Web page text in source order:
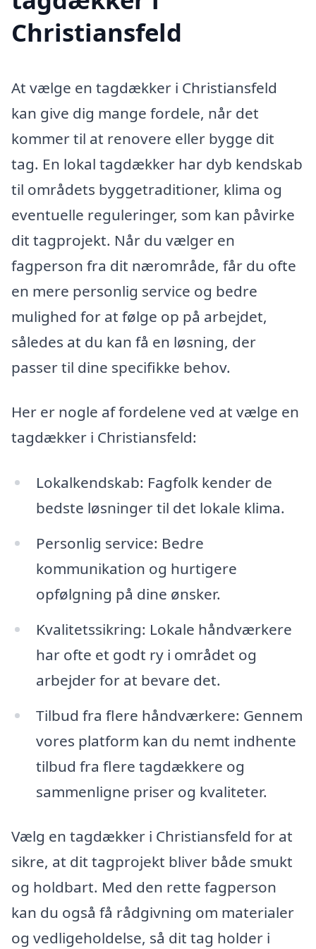
Christiansfeld
At vælge en tagdækker i Christiansfeld
kan give dig mange fordele, når det
kommer til at renovere eller bygge dit
tag. En lokal tagdækker har dyb kendskab
til områdets byggetraditioner, klima og
eventuelle reguleringer, som kan påvirke
dit tagprojekt. Når du vælger en
fagperson fra dit nærområde, får du ofte
en mere personlig service og bedre
mulighed for at følge op på arbejdet,
således at du kan få en løsning, der
passer til dine specifikke behov.
Her er nogle af fordelene ved at vælge en
tagdækker i Christiansfeld:
Lokalkendskab: Fagfolk kender de
bedste løsninger til det lokale klima.
Personlig service: Bedre
kommunikation og hurtigere
opfølgning på dine ønsker.
Kvalitetssikring: Lokale håndværkere
har ofte et godt ry i området og
arbejder for at bevare det.
Tilbud fra flere håndværkere: Gennem
vores platform kan du nemt indhente
tilbud fra flere tagdækkere og
sammenligne priser og kvaliteter.
Vælg en tagdækker i Christiansfeld for at
sikre, at dit tagprojekt bliver både smukt
og holdbart. Med den rette fagperson
kan du også få rådgivning om materialer
og vedligeholdelse, så dit tag holder i